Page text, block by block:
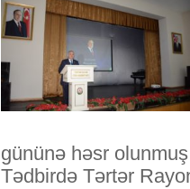
gününə həsr
Tədbirdə Tərtər